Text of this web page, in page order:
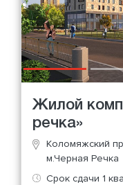
Жилой
речка»
Коломяжский
м.Черная Речка
Срок сдачи 1